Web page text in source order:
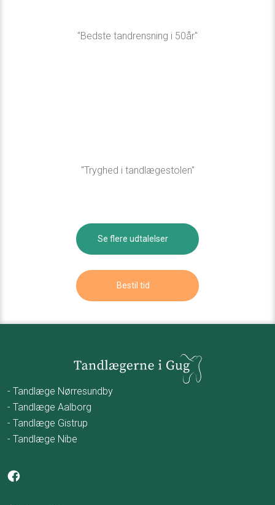
"Bedste tandrensning i 50år"​
"Tryghed i tandlægestolen"​
Se flere udtalelser​
Bestil tid​
- Tandlæge Nørresundby
- Tandlæge Aalborg
- Tandlæge Gistrup
- Tandlæge Nibe